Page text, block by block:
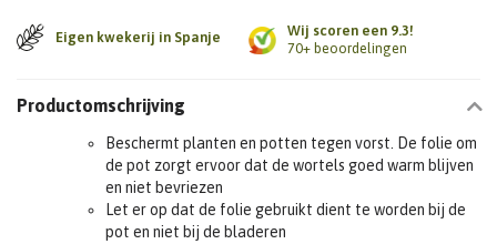
Eigen kwekerij in Spanje
Wij scoren een 9.3!
70+ beoordelingen
Productomschrijving
Beschermt planten en potten tegen vorst. De folie om
de pot zorgt ervoor dat de wortels goed warm blijven
en niet bevriezen
Let er op dat de folie gebruikt dient te worden bij de
pot en niet bij de bladeren